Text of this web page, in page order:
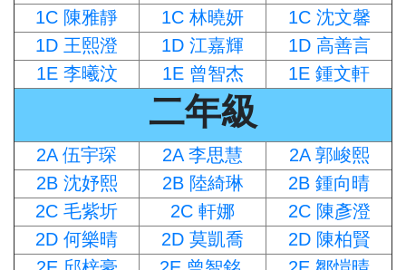
1C 陳雅靜
1C 林曉妍
1C 沈文馨
1D 王熙澄
1D 江嘉輝
1D 高善言
1E 李曦汶
1E 曾智杰 1E 鍾文軒
二年級
2A 伍宇琛 2A 李思慧
2A 郭峻熙
2B 沈妤熙
2B 陸綺琳
2B 鍾向晴
2C 毛紫圻
2C 軒娜
2C 陳彥澄
2D 何樂晴
2D 莫凱喬
2D 陳柏賢